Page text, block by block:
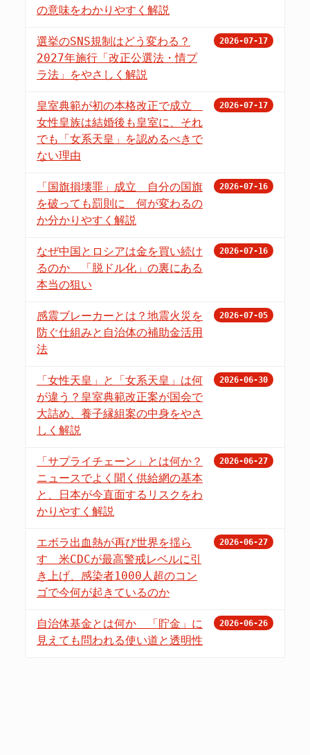
の意味をわかりやすく解説
選挙のSNS規制はどう変わる？
2027年施行「改正公選法・情プ
ラ法」をやさしく解説
2026-07-17
皇室典範が初の本格改正で成立
女性皇族は結婚後も皇室に、それ
でも「女系天皇」を認めるべきで
ない理由
2026-07-17
「国旗損壊罪」成立 自分の国旗
を破っても罰則に 何が変わるの
か分かりやすく解説
2026-07-16
なぜ中国とロシアは金を買い続け
るのか 「脱ドル化」の裏にある
本当の狙い
2026-07-16
感震ブレーカーとは？地震火災を
防ぐ仕組みと自治体の補助金活用
法
2026-07-05
「女性天皇」と「女系天皇」は何
が違う？皇室典範改正案が国会で
大詰め、養子縁組案の中身をやさ
しく解説
2026-06-30
「サプライチェーン」とは何か？
ニュースでよく聞く供給網の基本
と、日本が今直面するリスクをわ
かりやすく解説
2026-06-27
エボラ出血熱が再び世界を揺ら
す 米CDCが最高警戒レベルに引
き上げ、感染者1000人超のコン
ゴで今何が起きているのか
2026-06-27
自治体基金とは何か 「貯金」に
見えても問われる使い道と透明性
2026-06-26